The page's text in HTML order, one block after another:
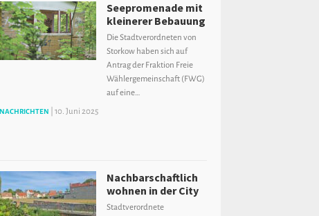
Seepromenade mit
kleinerer Bebauung
Die Stadtverordneten von
Storkow haben sich auf
Antrag der Fraktion Freie
Wählergemeinschaft (FWG)
auf eine…
NACHRICHTEN 10. Juni 2025
Nachbarschaftlich
wohnen in der City
Stadtverordnete